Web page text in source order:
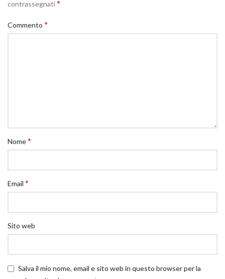
contrassegnati*
Commento *
Nome*
Email *
Sito web
Salva il mio nome, email e sito web in questo browser per la